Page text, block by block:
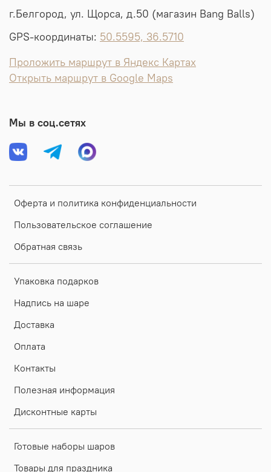
Оферта и политика конфиденциальности
Пользовательское соглашение
Обратная связь
Упаковка подарков
Надпись на шаре
Доставка
Оплата
Контакты
Полезная информация
Дисконтные карты
Готовые наборы шаров
Товары для праздника
г.Белгород, ул. Щорса, д.50 (магазин Bang Balls)
GPS-координаты: 50.5595, 36.5710
Проложить маршрут в Яндекс Картах
Открыть маршрут в Google Maps
Мы в соц.сетях